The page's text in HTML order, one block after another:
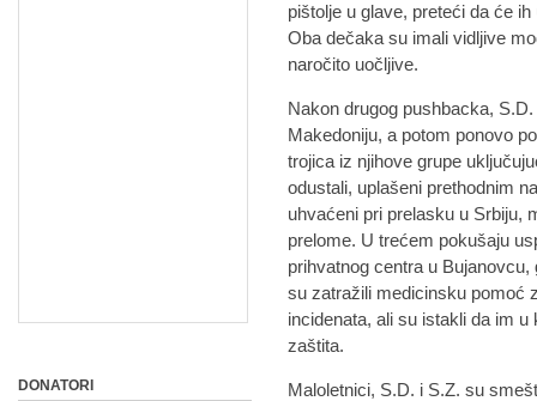
pištolje u glave, preteći da će
Oba dečaka su imali vidljive
naročito uočljive.
Nakon drugog pushbacka,
Makedoniju, a potom ponovo
trojica iz njihove grupe
odustali, uplašeni prethodnim
uhvaćeni pri prelasku u Srbiju,
prelome. U trećem pokušaju
prihvatnog centra u
su zatražili medicinsku pomoć
incidenata, ali su istakli da im
zaštita.
Maloletnici, S.D. i S.Z. su
DONATORI